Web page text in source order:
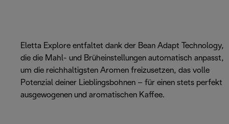
Eletta Explore entfaltet dank der Bean Adapt Technology,
die die Mahl- und Brüheinstellungen automatisch anpasst,
um die reichhaltigsten Aromen freizusetzen, das volle
Potenzial deiner Lieblingsbohnen – für einen stets perfekt
ausgewogenen und aromatischen Kaffee.